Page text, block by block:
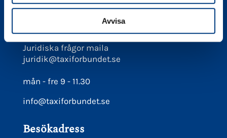
Avvisa
08-566 21 660
Juridiska frågor maila
juridik@taxiforbundet.se
mån - fre 9 - 11.30
info@taxiforbundet.se
Besökadress